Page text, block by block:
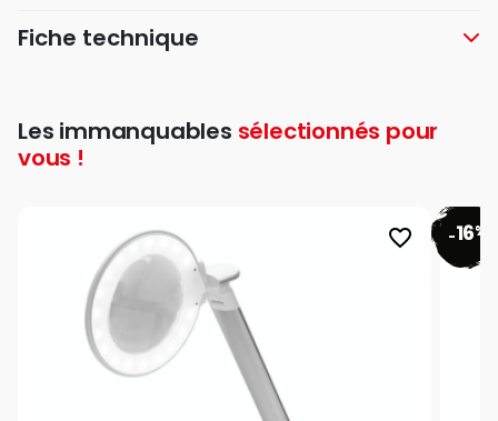
Fiche technique
Les immanquables sélectionnés pour
vous !
favorite_border -16%